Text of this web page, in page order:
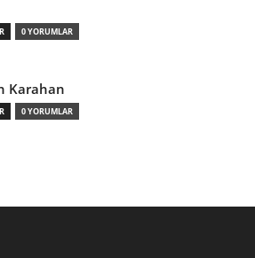
0 YORUMLAR
Karahan
0 YORUMLAR